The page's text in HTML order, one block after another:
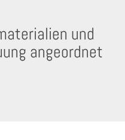
und
angeordnet